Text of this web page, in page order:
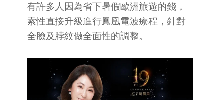
有許多人因為省下暑假歐洲旅遊的錢，
索性直接升級進行鳳凰電波療程，針對
全臉及脖紋做全面性的調整。